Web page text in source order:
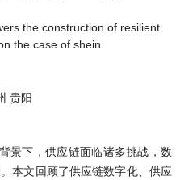
the construction of resilient
the case of shein
贵阳
景下，供应链面临诸多挑战，数
本文回顾了供应链数字化、供应